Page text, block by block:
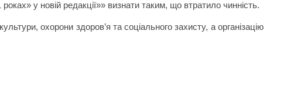
у новій редакції»» визнати таким, що втратило чинність.
охорони здоров’я та соціального захисту, а організацію